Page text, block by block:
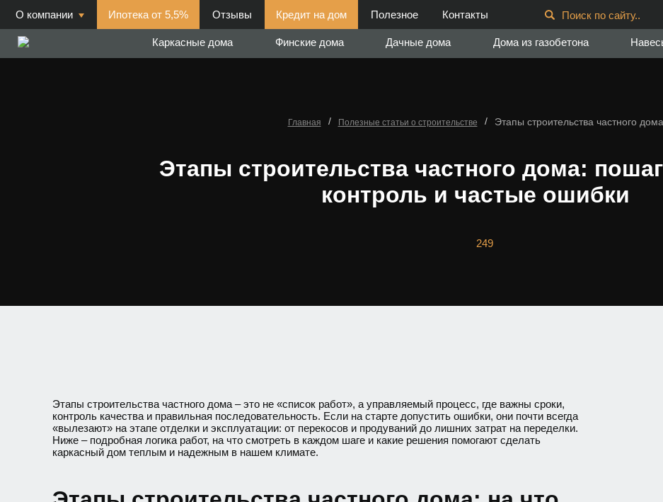
О компании Ипотека от 5,5% Отзывы Кредит на дом Полезное Контакты Поиск по сайту..
Каркасные дома Финские дома Дачные дома Дома из газобетона
Главная / Полезные статьи о строительстве / Этапы строительства частного дома
Этапы строительства частного дома:
контроль и частые ошибки
249
Этапы строительства частного дома – это не «список работ», а управляемый процесс, где важны сроки,
контроль качества и правильная последовательность. Если на старте допустить ошибки, они почти всегда
«вылезают» на этапе отделки и эксплуатации: от перекосов и продуваний до лишних затрат на переделки.
Ниже – подробная логика работ, на что смотреть в каждом шаге и какие решения помогают сделать
каркасный дом теплым и надежным в нашем климате.